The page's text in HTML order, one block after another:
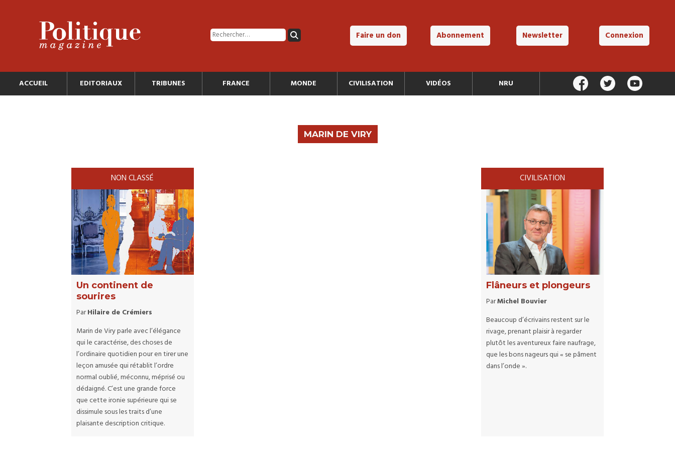
Faire un don Abonnement Newsletter Connexion
ACCUEIL EDITORIAUX TRIBUNES FRANCE MONDE CIVILISATION VIDÉOS NRU
MARIN DE VIRY
NON CLASSÉ
Un continent de
sourires
ParHilaire de Crémiers
Marin de Viry parle avec l’élégance
qui le caractérise, des choses de
l’ordinaire quotidien pour en tirer une
leçon amusée qui rétablit l’ordre
normal oublié, méconnu, méprisé ou
dédaigné. C’est une grande force
que cette ironie supérieure qui se
dissimule sous les traits d’une
plaisante description critique.
CIVILISATION
Flâneurs et plongeurs
ParMichel Bouvier
Beaucoup d’écrivains restent sur le
rivage, prenant plaisir à regarder
plutôt les aventureux faire naufrage,
que les bons nageurs qui « se pâment
dans l’onde ».